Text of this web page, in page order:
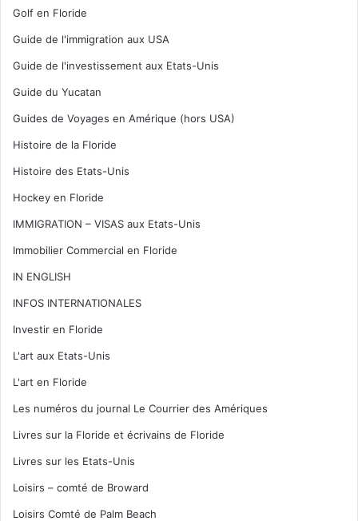
Golf en Floride
Guide de l'immigration aux USA
Guide de l'investissement aux Etats-Unis
Guide du Yucatan
Guides de Voyages en Amérique (hors USA)
Histoire de la Floride
Histoire des Etats-Unis
Hockey en Floride
IMMIGRATION – VISAS aux Etats-Unis
Immobilier Commercial en Floride
IN ENGLISH
INFOS INTERNATIONALES
Investir en Floride
L'art aux Etats-Unis
L'art en Floride
Les numéros du journal Le Courrier des Amériques
Livres sur la Floride et écrivains de Floride
Livres sur les Etats-Unis
Loisirs – comté de Broward
Loisirs Comté de Palm Beach